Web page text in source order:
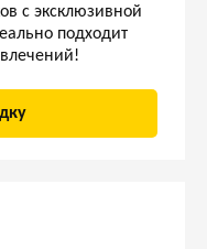
с эксклюзивной
подходит